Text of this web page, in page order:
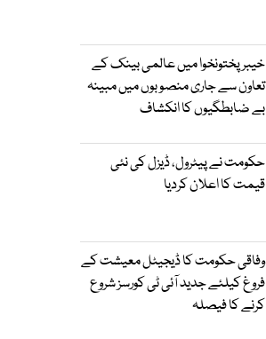
خیبرپختونخوا میں عالمی بینک کے
تعاون سے جاری منصوبوں میں مبینہ
بے ضابطگیوں کا انکشاف
حکومت نے پیٹرول، ڈیزل کی نئی
قیمت کا اعلان کردیا
وفاقی حکومت کا ڈیجیٹل معیشت کے
فروغ کیلئے جدید آئی ٹی کورسز شروع
کرنے کا فیصلہ